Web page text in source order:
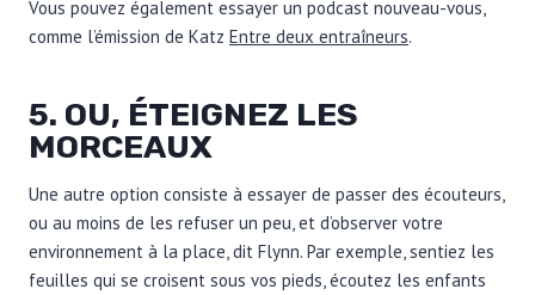
Vous pouvez également essayer un podcast nouveau-vous,
comme l’émission de Katz Entre deux entraîneurs.
5. OU, ÉTEIGNEZ LES
MORCEAUX
Une autre option consiste à essayer de passer des écouteurs,
ou au moins de les refuser un peu, et d’observer votre
environnement à la place, dit Flynn. Par exemple, sentiez les
feuilles qui se croisent sous vos pieds, écoutez les enfants